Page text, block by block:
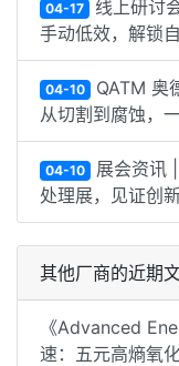
04-17 线上研讨
手动低效，解锁
04-10 QATM 奥
从切割到腐蚀，
04-10 展会资讯 |
处理展，见证创
其他厂商的近期
《Advanced
速：五元高熵氧